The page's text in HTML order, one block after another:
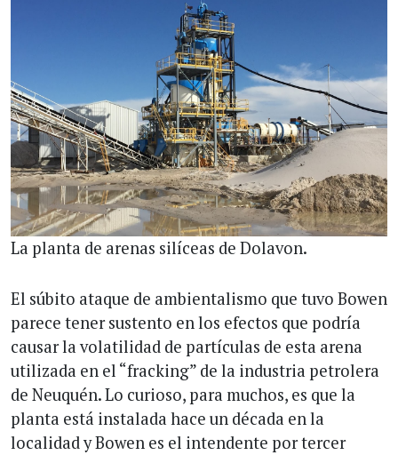
La planta de arenas silíceas de Dolavon.
El súbito ataque de ambientalismo que tuvo Bowen
parece tener sustento en los efectos que podría
causar la volatilidad de partículas de esta arena
utilizada en el “fracking” de la industria petrolera
de Neuquén. Lo curioso, para muchos, es que la
planta está instalada hace un década en la
localidad y Bowen es el intendente por tercer